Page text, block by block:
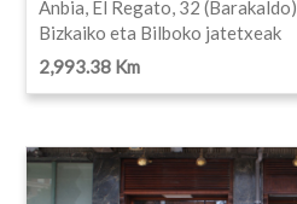
Anbia, El Regato, 32 (Barakaldo)
Bizkaiko eta Bilboko jatetxeak
2,993.38 Km